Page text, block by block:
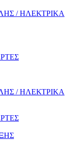
/ ΗΛΕΚΤΡΙΚΑ
/ ΗΛΕΚΤΡΙΚΑ